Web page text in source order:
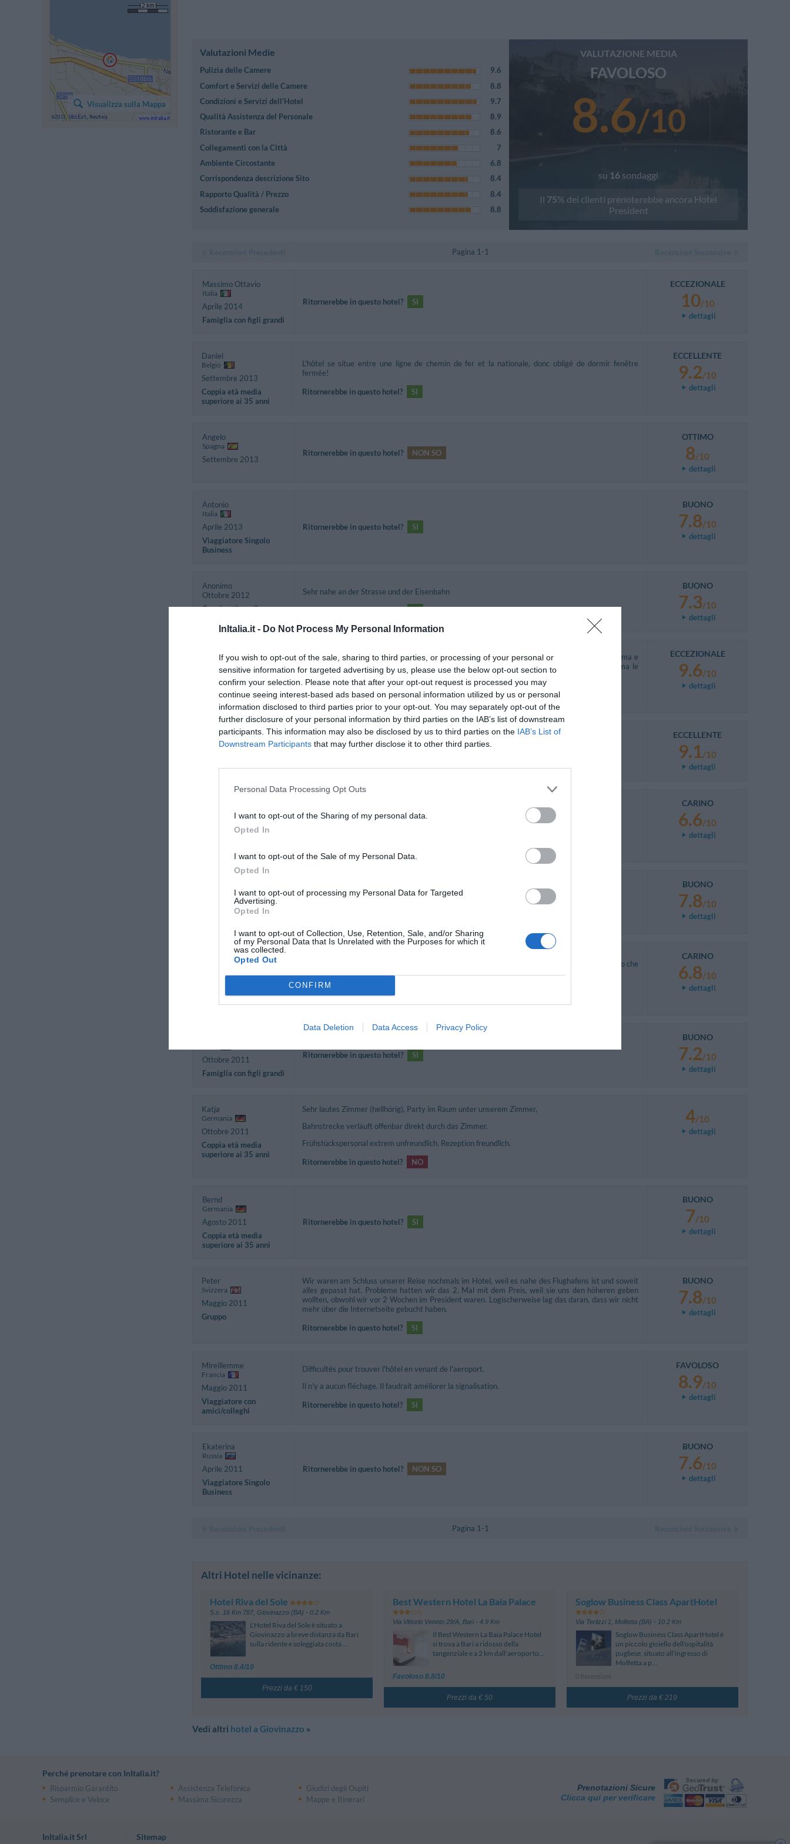
InItalia.it - Do Not Process My Personal Information
If you wish to opt-out of the sale, sharing to third parties, or processing of your personal or
sensitive information for targeted advertising by us, please use the below opt-out section to
confirm your selection. Please note that after your opt-out request is processed you may
continue seeing interest-based ads based on personal information utilized by us or personal
information disclosed to third parties prior to your opt-out. You may separately opt-out of the
further disclosure of your personal information by third parties on the IAB’s list of downstream
participants. This information may also be disclosed by us to third parties on the IAB’s List of
Downstream Participants that may further disclose it to other third parties.
Personal Data Processing Opt Outs
I want to opt-out of the Sharing of my personal data.
Opted In
I want to opt-out of the Sale of my Personal Data.
Opted In
I want to opt-out of processing my Personal Data for Targeted
Advertising.
Opted In
I want to opt-out of Collection, Use, Retention, Sale, and/or Sharing
of my Personal Data that Is Unrelated with the Purposes for which it
was collected.
Opted Out
CONFIRM
Data Deletion Data Access Privacy Policy
Valutazioni Medie
Pulizia delle Camere
9.6
Comfort e Servizi delle Camere
8.8
Condizioni e Servizi dell'Hotel
9.7
Qualità Assistenza del Personale
8.9
Ristorante e Bar
8.6
Collegamenti con la Città
7
Ambiente Circostante
6.8
Corrispondenza descrizione Sito
8.4
Rapporto Qualità / Prezzo
8.4
Soddisfazione generale
8.8
VALUTAZIONE MEDIA
FAVOLOSO
8.6/10
su 16 sondaggi
Il 75% dei clienti prenoterebbe ancora Hotel
President
Pagina 1-1
Massimo Ottavio
Italia
Aprile 2014
Famiglia con figli grandi
Ritornerebbe in questo hotel? SI
ECCEZIONALE
10/10
dettagli
Daniel
Belgio
Settembre 2013
Coppia età media
superiore ai 35 anni
L'hôtel se situe entre une ligne de chemin de fer et la nationale, donc obligé de dormir fenêtre
fermée!
Ritornerebbe in questo hotel?
SI
ECCELLENTE
9.2/10
dettagli
Angelo
Spagna
Settembre 2013
Ritornerebbe in questo hotel? NON SO
OTTIMO
8/10
dettagli
Antonio
Italia
Aprile 2013
Viaggiatore Singolo
Business
Ritornerebbe in questo hotel? SI
BUONO
7.8/10
dettagli
Anonimo
Ottobre 2012
Coppia età media
Sehr nahe an der Strasse und der Eisenbahn
BUONO
7.3/10
dettagli
David
Viaggiatore Singolo
Business
Struttura pregevole e raffinata. Camera moderna, pulita ed in ottime condizioni. Colazione ottima e
abbondante. Personale cordiale e disponibile. L'albergo si trova vicino alla rete ferroviaria, ma le
finestre sono doppie e attutiscono ogni rumore.
Ritornerebbe in questo hotel?
SI
ECCEZIONALE
9.6/10
dettagli
Anonimo
Agosto 2012
piccoli
Ritornerebbe in questo hotel?
ECCELLENTE
9.1/10
dettagli
Luglio 2012
CARINO
6.6/10
dettagli
Repubblica Ceca
Luglio 2012
BUONO
7.8/10
dettagli
Febbraio 2012
E' un ottimo albergo, pulito e confortevole. Credo che l'unico difetto sia la distanza dall'aeroporto che
non è sicuramente di 5 minuti come l'hotel aveva indicato nella descrizione.
Ritornerebbe in questo hotel?
CARINO
6.8/10
dettagli
Ottobre 2011
Famiglia con figli grandi
Ritornerebbe in questo hotel? SI
BUONO
7.2/10
dettagli
Katja
Germania
Ottobre 2011
Coppia età media
superiore ai 35 anni
Sehr lautes Zimmer (hellhörig), Party im Raum unter unserem Zimmer,
Bahnstrecke verläuft offenbar direkt durch das Zimmer.
Frühstückspersonal extrem unfreundlich. Rezeption freundlich.
Ritornerebbe in questo hotel?
NO
4/10
dettagli
Bernd
Germania
Agosto 2011
Coppia età media
superiore ai 35 anni
Ritornerebbe in questo hotel? SI
BUONO
7/10
dettagli
Peter
Svizzera
Maggio 2011
Gruppo
Wir waren am Schluss unserer Reise nochmals im Hotel, weil es nahe des Flughafens ist und soweit
alles gepasst hat. Probleme hatten wir das 2. Mal mit dem Preis, weil sie uns den höheren geben
wollten, obwohl wir vor 2 Wochen im President waren. Logischerweise lag das daran, dass wir nicht
mehr über die Internetseite gebucht haben.
Ritornerebbe in questo hotel?
SI
BUONO
7.8/10
dettagli
Mireillemme
Francia
Maggio 2011
Viaggiatore con
amici/colleghi
Difficultés pour trouver l'hôtel en venant de l'aeroport.
Il n'y a aucun fléchage. Il faudrait améliorer la signalisation.
Ritornerebbe in questo hotel?
SI
FAVOLOSO
8.9/10
dettagli
Ekaterina
Russia
Aprile 2011
Viaggiatore Singolo
Business
Ritornerebbe in questo hotel? NON SO
BUONO
7.6/10
dettagli
Pagina 1-1
Altri Hotel nelle vicinanze:
Hotel Riva del Sole
S.s. 16 Km 787 ,Giovinazzo (BA) - 0.2 Km
L'Hotel Riva del Sole è situato a
Giovinazzo a breve distanza da Bari
sulla ridente e soleggiata costa ...
Ottimo 8.4/10
Prezzi da € 150
Best Western Hotel La Baia Palace
Via Vittorio Veneto 29/A Bari- 4.9 Km
Il Best Western La Baia Palace Hotel
si trova a Bari a ridosso della
tangenziale e a 2 km dall'aeroporto...
Favoloso 8.8/10
Prezzi da € 50
Soglow Business Class ApartHotel
Via Terlizzi 1 Molfetta (BA) - 10.2 Km
Soglow Business Class ApartHotel è
un piccolo gioiello dell'ospitalità
pugliese, situato all'ingresso di
Molfetta a p...
0 Recensioni
Prezzi da € 219
Vedi altri hotel a Giovinazzo »
Visualizza sulla Mappa
Perché prenotare con InItalia.it?
Risparmio Garantito Assistenza Telefonica
Giudizi degli Ospiti
Semplice e Veloce
Massima Sicurezza Mappe e Itinerari
Prenotazioni Sicure
Clicca qui per verificare
InItalia.it Srl Sitemap